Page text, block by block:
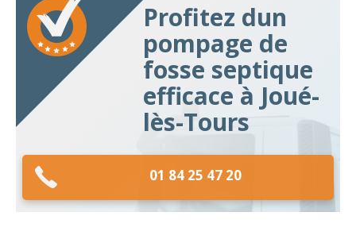
Profitez dun
pompage de
fosse septique
efficace à Joué-
lès-Tours
01 84 25 47 20